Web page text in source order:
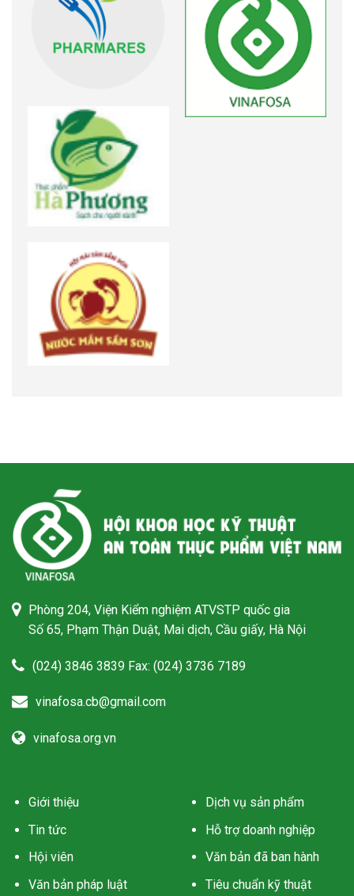
Phòng 204, Viện Kiểm nghiệm ATVSTP quốc gia
Số 65, Phạm Thận Duật, Mai dịch, Cầu giấy, Hà Nội
(024) 3846 3839 Fax: (024) 3736 7189
vinafosa.cb@gmail.com
vinafosa.org.vn
Giới thiệu
Tin tức
Hội viên
Văn bản pháp luật
Dịch vụ sản phẩm
Hỗ trợ doanh nghiệp
Văn bản đã ban hành
Tiêu chuẩn kỹ thuật